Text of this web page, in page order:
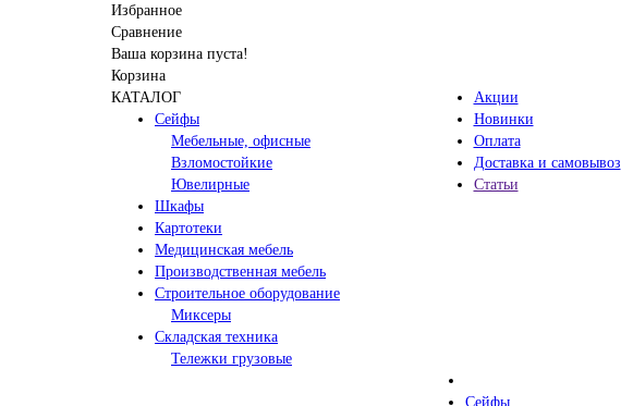
Избранное
Сравнение
Ваша корзина пуста!
Корзина
КАТАЛОГ
Сейфы
Мебельные, офисные
Взломостойкие
Ювелирные
Шкафы
Картотеки
Медицинская мебель
Производственная мебель
Строительное оборудование
Миксеры
Складская техника
Тележки грузовые
Акции
Новинки
Оплата
Доставка и самовывоз
Статьи
Сейфы